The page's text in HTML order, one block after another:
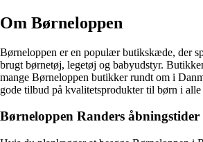
Om Børneloppen
Børneloppen er en populær butikskæde, der
brugt børnetøj, legetøj og babyudstyr.
mange Børneloppen butikker rundt om i
gode tilbud på kvalitetsprodukter til børn i alle
Børneloppen Randers åbningstider